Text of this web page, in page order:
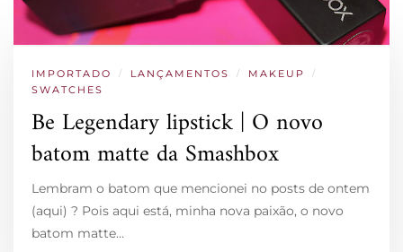
IMPORTADO / LANÇAMENTOS / MAKEUP /
SWATCHES
Be Legendary lipstick | O novo
batom matte da Smashbox
Lembram o batom que mencionei no posts de ontem
(aqui) ? Pois aqui está, minha nova paixão, o novo
batom matte…